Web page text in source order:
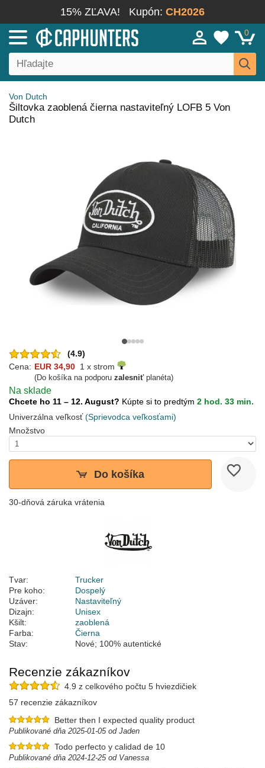
15% ZĽAVA! Kupón: CH2026
0
Von Dutch
Šiltovka zaoblená čierna nastaviteľný LOFB 5 Von
Dutch
(4.9)
Cena: EUR 34,90 1 x strom
(Do košíka na podporu zalesniťplanéta)
Na sklade
Chcete ho 11 – 12. August? Kúpte si to predtým 2 hod. 33 min.
Univerzálna veľkosť(Sprievodca veľkosťami)
Množstvo
Do košíka
30-dňová záruka vrátenia
Tvar:
Trucker
Pre koho:
Dospelý
Uzáver:
Nastaviteľný
Dizajn:
Unisex
Kšilt:
zaoblená
Farba:
Čierna
Stav:
Nové; 100% autentické
Recenzie zákazníkov
4.9 z celkového počtu 5 hviezdičiek
57 recenzie zákazníkov
Better then I expected quality product
Publikované dňa 2025-01-05 od Jaden
Todo perfecto y calidad de 10
Publikované dňa 2024-12-25 od Vanessa